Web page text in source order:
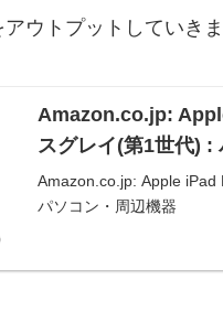
ウトプットしていきま
Amazon.co.jp:
スグレイ(第1世代) :
Amazon.co.jp: Apple
パソコン・周辺機器